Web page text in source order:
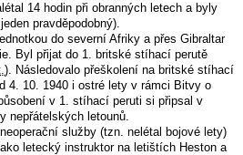
14 hodin při obranných letech a byly
pravděpodobný).
do severní Afriky a přes Gibraltar
Byl přijat do 1. britské stíhací perutě
). Následovalo přeškolení na britské stíhací
4. 10. 1940 i ostré lety v rámci Bitvy o
v 1. stíhací peruti si připsal v
nepřátelských letounů.
služby (tzn. nelétal bojové lety)
letecký instruktor na letištích Heston a